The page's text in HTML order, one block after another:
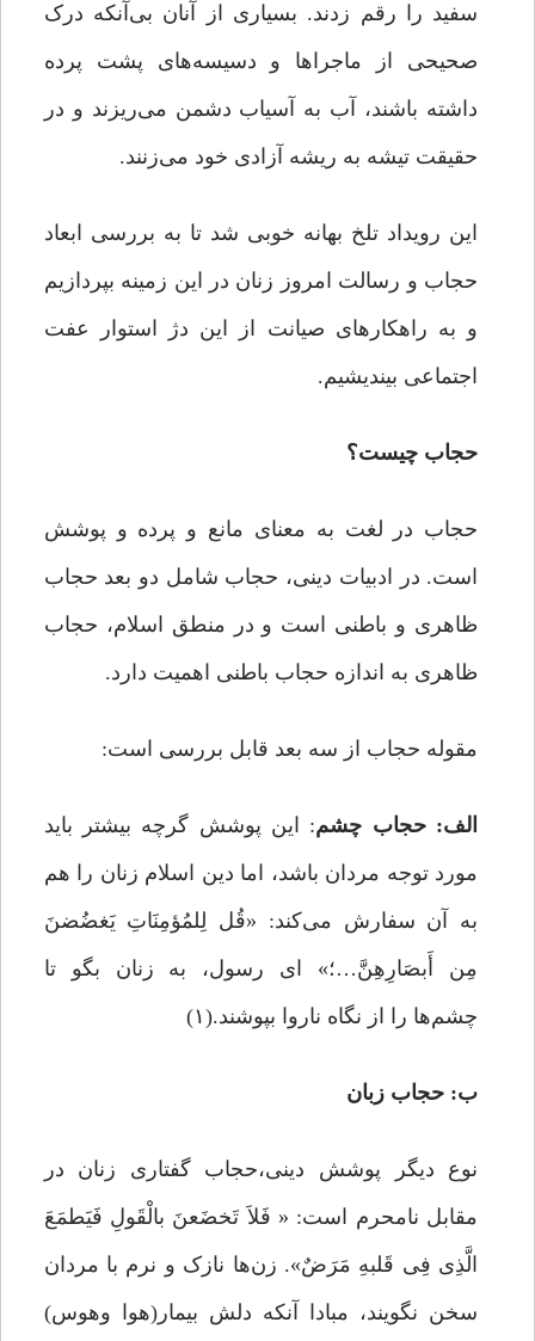
سفید را رقم زدند. بسیاری از آنان بی‌آنکه درک
صحیحی از ماجراها و دسیسه‌های پشت پرده
داشته باشند، آب به آسیاب دشمن می‌ریزند و در
حقیقت تیشه به ریشه آزادی خود می‌زنند.
این رویداد تلخ بهانه خوبی شد تا به بررسی ابعاد
حجاب و رسالت امروز زنان در این زمینه بپردازیم
و به راهکارهای صیانت از این دژ استوار عفت
اجتماعی بیندیشیم.
حجاب چیست؟
حجاب در لغت به معنای مانع و پرده و پوشش
است. در ادبیات دینی، حجاب شامل دو بعد حجاب
ظاهری و باطنی است و در منطق اسلام، حجاب
ظاهری به اندازه‌ حجاب باطنی اهمیت دارد.
مقوله حجاب از سه بعد قابل بررسی است:
الف: حجاب چشم: این پوشش گرچه بیشتر باید
مورد توجه مردان باشد، اما دین اسلام زنان را هم
به آن سفارش می‌کند: «قُل لِلمُؤمِنَاتِ یَغضُضنَ
مِن أَبصَارِهِنَّ…؛» ای رسول، به زنان بگو تا
چشم‌ها را از نگاه ناروا بپوشند.(۱)
ب: حجاب زبان
نوع دیگر پوشش دینی،حجاب گفتاری زنان در
مقابل نامحرم است: « فَلاَ تَخضَعنَ بالْقَولِ فَیَطمَعَ
الَّذِی فِی قَلبهِ مَرَضٌ». زن‌ها نازک و نرم با مردان
سخن نگویند، مبادا آنکه دلش بیمار(هوا وهوس)